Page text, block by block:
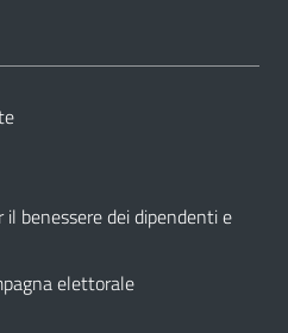
benessere dei dipendenti e
elettorale